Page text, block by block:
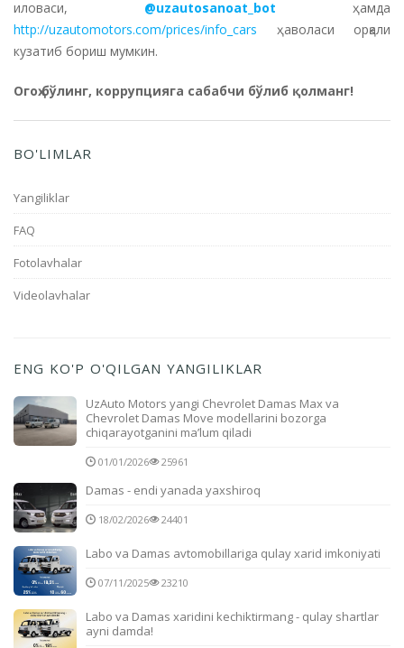
иловаси, @uzautosanoat_bot ҳамда
http://uzautomotors.com/prices/info_cars ҳаволаси орқали
кузатиб бориш мумкин.
Огоҳ бўлинг, коррупцияга сабабчи бўлиб қолманг!
BO'LIMLAR
Yangiliklar
FAQ
Fotolavhalar
Videolavhalar
ENG KO'P O'QILGAN YANGILIKLAR
UzAuto Motors yangi Chevrolet Damas Max va
Chevrolet Damas Move modellarini bozorga
chiqarayotganini ma’lum qiladi
01/01/2026 25961
Damas - endi yanada yaxshiroq
18/02/2026 24401
Labo va Damas avtomobillariga qulay xarid imkoniyati
07/11/2025 23210
Labo va Damas xaridini kechiktirmang - qulay shartlar
ayni damda!